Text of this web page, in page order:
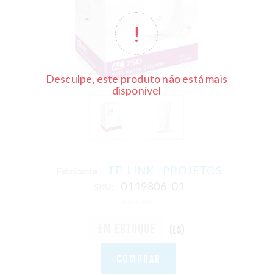
Desculpe, este produto não está mais
disponível
TP-LINK - PROJETOS
COMPRAR